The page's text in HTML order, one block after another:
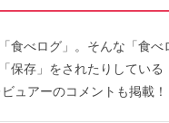
食べログ」。そんな「食
保存」をされたりしてい
ュアーのコメントも掲載！